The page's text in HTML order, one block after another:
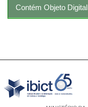
Contém Objeto Digital